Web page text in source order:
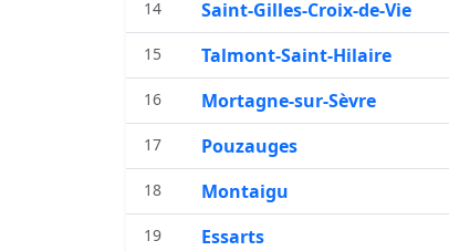
14 Saint-Gilles-Croix-de-Vie
15 Talmont-Saint-Hilaire
16 Mortagne-sur-Sèvre
17 Pouzauges
18 Montaigu
19 Essarts